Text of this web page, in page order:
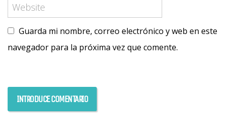
Guarda mi nombre, correo electrónico y web en este
navegador para la próxima vez que comente.